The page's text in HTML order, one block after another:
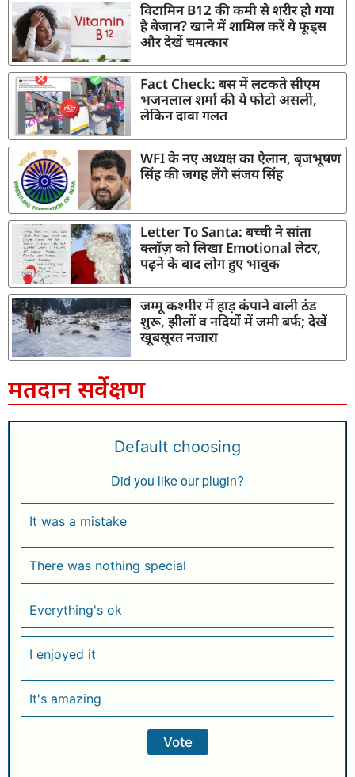
विटामिन B12 की कमी से शरीर हो गया
है बेजान? खाने में शामिल करें ये फूड्स
और देखें चमत्कार
Fact Check: बस में लटकते सीएम
भजनलाल शर्मा की ये फोटो असली,
लेकिन दावा गलत
WFI के नए अध्यक्ष का ऐलान, बृजभूषण
सिंह की जगह लेंगे संजय सिंह
Letter To Santa: बच्ची ने सांता
क्लॉज़ को लिखा Emotional लेटर,
पढ़ने के बाद लोग हुए भावुक
जम्मू कश्मीर में हाड़ कंपाने वाली ठंड
शुरू, झीलों व नदियों में जमी बर्फ; देखें
खूबसूरत नजारा
मतदान सर्वेक्षण
Default choosing
Did you like our plugin?
It was a mistake
There was nothing special
Everything's ok
I enjoyed it
It's amazing